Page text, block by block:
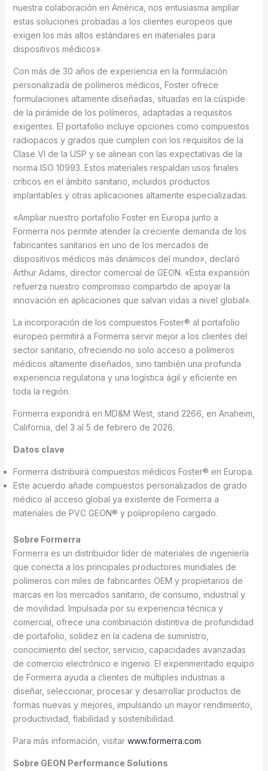
nuestra colaboración en América, nos entusiasma ampliar
estas soluciones probadas a los clientes europeos que
exigen los más altos estándares en materiales para
dispositivos médicos».
Con más de 30 años de experiencia en la formulación
personalizada de polímeros médicos, Foster ofrece
formulaciones altamente diseñadas, situadas en la cúspide
de la pirámide de los polímeros, adaptadas a requisitos
exigentes. El portafolio incluye opciones como compuestos
radiopacos y grados que cumplen con los requisitos de la
Clase VI de la USP y se alinean con las expectativas de la
norma ISO 10993. Estos materiales respaldan usos finales
críticos en el ámbito sanitario, incluidos productos
implantables y otras aplicaciones altamente especializadas.
«Ampliar nuestro portafolio Foster en Europa junto a
Formerra nos permite atender la creciente demanda de los
fabricantes sanitarios en uno de los mercados de
dispositivos médicos más dinámicos del mundo», declaró
Arthur Adams, director comercial de GEON. «Esta expansión
refuerza nuestro compromiso compartido de apoyar la
innovación en aplicaciones que salvan vidas a nivel global».
La incorporación de los compuestos Foster® al portafolio
europeo permitirá a Formerra servir mejor a los clientes del
sector sanitario, ofreciendo no solo acceso a polímeros
médicos altamente diseñados, sino también una profunda
experiencia regulatoria y una logística ágil y eficiente en
toda la región.
Formerra expondrá en MD&M West, stand 2266, en Anaheim,
California, del 3 al 5 de febrero de 2026.
Datos clave
Formerra distribuirá compuestos médicos Foster® en Europa.
Este acuerdo añade compuestos personalizados de grado
médico al acceso global ya existente de Formerra a
materiales de PVC GEON® y polipropileno cargado.
Sobre Formerra
Formerra es un distribuidor líder de materiales de ingeniería
que conecta a los principales productores mundiales de
polímeros con miles de fabricantes OEM y propietarios de
marcas en los mercados sanitario, de consumo, industrial y
de movilidad. Impulsada por su experiencia técnica y
comercial, ofrece una combinación distintiva de profundidad
de portafolio, solidez en la cadena de suministro,
conocimiento del sector, servicio, capacidades avanzadas
de comercio electrónico e ingenio. El experimentado equipo
de Formerra ayuda a clientes de múltiples industrias a
diseñar, seleccionar, procesar y desarrollar productos de
formas nuevas y mejores, impulsando un mayor rendimiento,
productividad, fiabilidad y sostenibilidad.
Para más información, visitar www.formerra.com.
Sobre GEON Performance Solutions